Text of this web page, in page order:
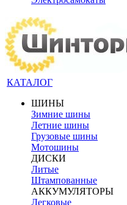
КАТАЛОГ
ШИНЫ
Зимние шины
Летние шины
Грузовые шины
Мотошины
ДИСКИ
Литые
Штампованные
АККУМУЛЯТОРЫ
Легковые